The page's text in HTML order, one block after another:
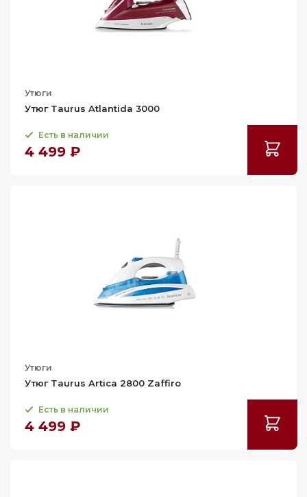
Утюги
Утюг Taurus Atlantida 3000
Есть в наличии
4 499 ₽
Утюги
Утюг Taurus Artica 2800 Zaffiro
Есть в наличии
4 499 ₽